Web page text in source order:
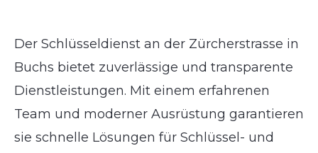
Der Schlüsseldienst an der Zürcherstrasse in
Buchs bietet zuverlässige und transparente
Dienstleistungen. Mit einem erfahrenen
Team und moderner Ausrüstung garantieren
sie schnelle Lösungen für Schlüssel- und